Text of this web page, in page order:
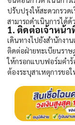
ปรับปรุงให้สะดวกรวด
สามารถดำเนินการได้
1. ติดต่อเจ้าหน้
เดินทางไปยังสำนักงา
ติดต่อฝ่ายทะเบียนราษ
ให้กรอกแบบฟอร์มคำร้
ต้องระบุสาเหตุการขอ